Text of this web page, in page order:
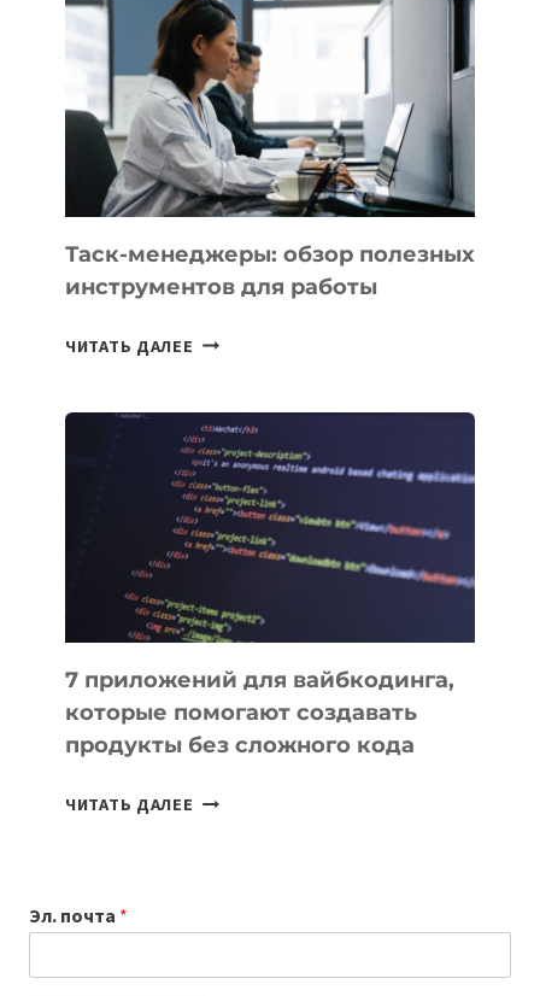
КАКИЕ
3
ЗАДАЧИ
ЕМУ
МОЖНО
ПОРУЧИТЬ
УЖЕ
СЕГОДНЯ
Таск-менеджеры: обзор полезных
инструментов для работы
ЧИТАТЬ ДАЛЕЕ ТАСК-
ПОЛЕЗНЫХ
ИНСТРУМЕНТОВ
ДЛЯ
РАБОТЫ
7 приложений для вайбкодинга,
которые помогают создавать
продукты без сложного кода
ЧИТАТЬ ДАЛЕЕ
СОЗДАВАТЬ
Эл. почта *